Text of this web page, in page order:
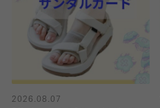
2026.08.07